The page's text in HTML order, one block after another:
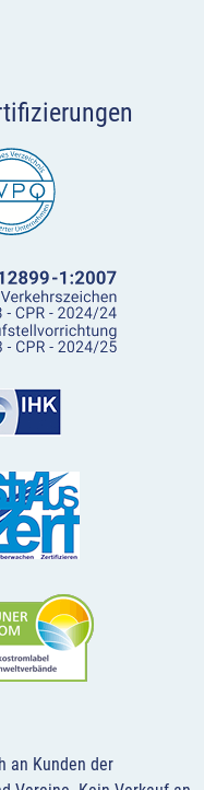
an Kunden der